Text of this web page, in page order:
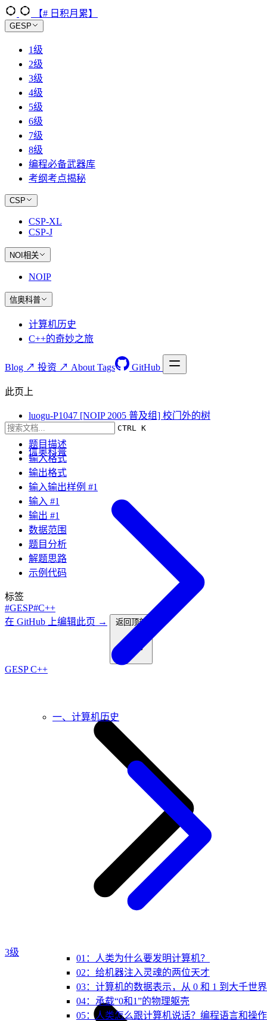
【# 日积月累】
GESP
1级
2级
3级
4级
5级
6级
7级
8级
编程必备武器库
考纲考点揭秘
CSP
CSP-XL
CSP-J
NOI相关
NOIP
信奥科普
计算机历史
C++的奇妙之旅
Blog ↗ 投资 ↗ About Tags GitHub
CTRL K
信奥科普
一、计算机历史
01：人类为什么要发明计算机？
02：给机器注入灵魂的两位天才
03：计算机的数据表示，从 0 和 1 到大千世界
04：承载“0和1”的物理躯壳
05：人类怎么跟计算机说话？编程语言和操
此页上
luogu-P1047 [NOIP 2005 普及组] 校门外的树
题目要求
题目描述
输入格式
输出格式
输入输出样例 #1
输入 #1
输出 #1
数据范围
题目分析
解题思路
示例代码
标签
#GESP#C++
在 GitHub 上编辑此页 →
返回顶部
GESP C++
3级